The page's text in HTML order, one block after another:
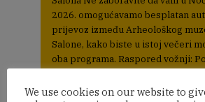
2026. omogućavamo besplatan
prijevoz između Arheološkog
Salone, kako biste u istoj večeri
oba programa. Raspored vožnji:
17:00 h 19:00 h 20:30 h Polasci iz
doživljaja; od sporta i igre do
pamte. Poseban doživljaj prostora u
realizira se kroz nekoliko
dinamične noćne utrke, preko
slojeve života antičkog grada. Noć
We use cookies on our website to